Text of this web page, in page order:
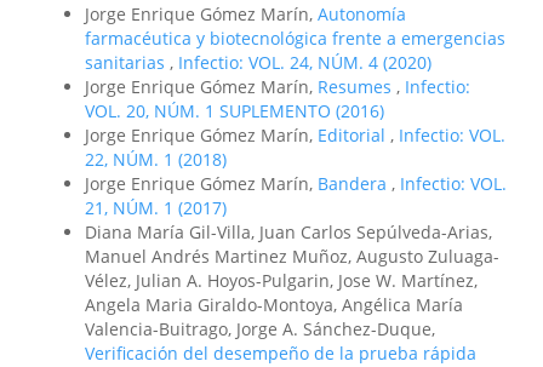
Jorge Enrique Gómez Marín, Autonomía
farmacéutica y biotecnológica frente a emergencias
sanitarias , Infectio: VOL. 24, NÚM. 4 (2020)
Jorge Enrique Gómez Marín, Resumes , Infectio:
VOL. 20, NÚM. 1 SUPLEMENTO (2016)
Jorge Enrique Gómez Marín, Editorial , Infectio: VOL.
22, NÚM. 1 (2018)
Jorge Enrique Gómez Marín, Bandera , Infectio: VOL.
21, NÚM. 1 (2017)
Diana María Gil-Villa, Juan Carlos Sepúlveda-Arias,
Manuel Andrés Martinez Muñoz, Augusto Zuluaga-
Vélez, Julian A. Hoyos-Pulgarin, Jose W. Martínez,
Angela Maria Giraldo-Montoya, Angélica María
Valencia-Buitrago, Jorge A. Sánchez-Duque,
Verificación del desempeño de la prueba rápida